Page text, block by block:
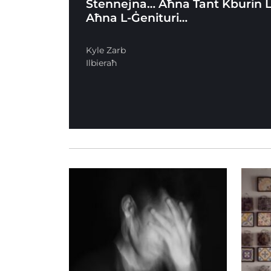
Stennejna… Aħna Tant Kburin
Aħna L-Ġenituri…
Kyle Zarb
Ilbieraħ